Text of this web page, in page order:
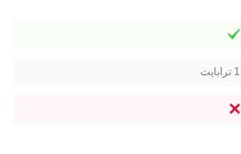
1 ترابايت